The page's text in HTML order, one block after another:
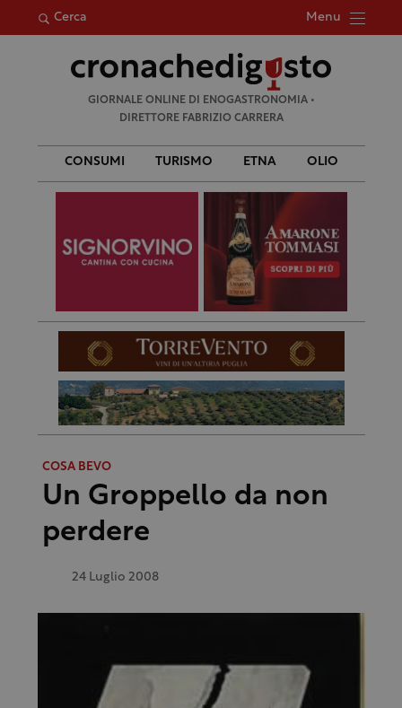
Cerca Menu
per:
GIORNALE ONLINE DI ENOGASTRONOMIA •
DIRETTORE FABRIZIO CARRERA
CONSUMI TURISMO ETNA OLIO
COSA BEVO
Un Groppello da non
perdere
24 Luglio 2008